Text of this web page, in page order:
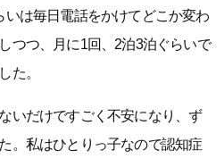
は毎日電話をかけてどこか変わ
つつ、月に1回、2泊3泊ぐらいで
た。
いだけですごく不安になり、ず
。私はひとりっ子なので認知症